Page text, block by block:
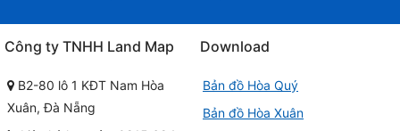
Công ty TNHH Land Map
B2-80 lô 1 KĐT Nam Hòa
Xuân, Đà Nẵng
Download
Bản đồ Hòa Quý
Bản đồ Hòa Xuân